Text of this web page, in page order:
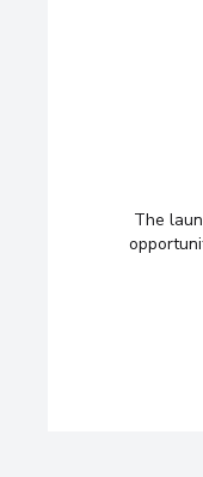
The